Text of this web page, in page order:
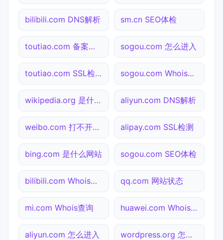
bilibili.com DNS解析 sm.cn SEO体检
toutiao.com 备案查询 sogou.com 怎么进入
toutiao.com SSL检测 sogou.com Whois查询
wikipedia.org 是什么网站 aliyun.com DNS解析
weibo.com 打不开检测 alipay.com SSL检测
bing.com 是什么网站 sogou.com SEO体检
bilibili.com Whois查询 qq.com 网站状态
mi.com Whois查询 huawei.com Whois查询
aliyun.com 怎么进入 wordpress.org 怎么进入